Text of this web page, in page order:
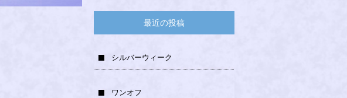
最近の投稿
シルバーウィーク
ワンオフ